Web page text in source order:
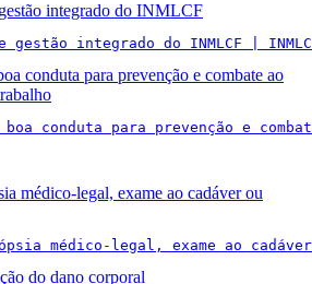
integrado do INMLCF
gestão integrado do INMLCF |
conduta para prevenção e combate ao
boa conduta para prevenção e
médico-legal, exame ao cadáver ou
médico-legal, exame ao
do dano corporal